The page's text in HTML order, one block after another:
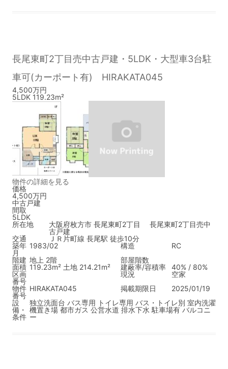
長尾東町2丁目売中古戸建・5LDK・大型車3台駐
車可(カーポート有) HIRAKATA045
4,500万円
5LDK 119.23m²
物件の詳細を見る
価格
4,500万円
中古戸建
間取
5LDK
所在地
大阪府枚方市 長尾東町2丁目 長尾東町2丁目売中
古戸建
交通
ＪＲ片町線 長尾駅 徒歩10分
築年
月
1983/02 構造
RC
階建 地上 2階
部屋階数
面積 119.23m² 土地 214.21m² 建蔽率/容積率
40% / 80%
区画
番号
現況
空家
物件
番号
HIRAKATA045 掲載期限日
2025/01/19
設
備・
条件
独立洗面台 バス専用 トイレ専用 バス・トイレ別 室内洗濯
機置き場 都市ガス 公営水道 排水下水 駐車場有 バルコニ
ー